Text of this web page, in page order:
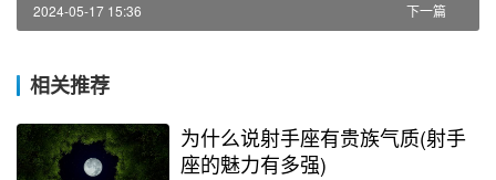
下一篇
2024-05-17 15:36
相关推荐
为什么说射手座有贵族气质(射手
座的魅力有多强)